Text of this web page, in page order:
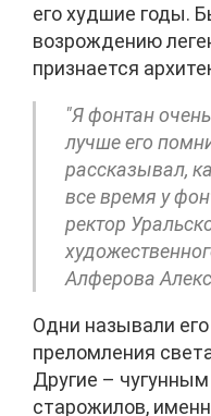
его худшие годы.
возрождению
признается
"Я фонтан
лучше его
рассказывал,
все время у
ректор
Алферова
Одни называли
преломления
Другие –
старожилов,